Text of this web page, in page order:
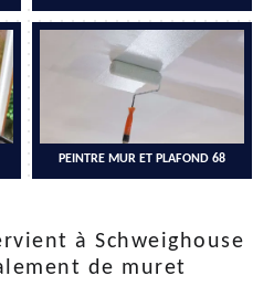
PEINTRE MUR ET PLAFOND 68
à Schweighouse
de muret